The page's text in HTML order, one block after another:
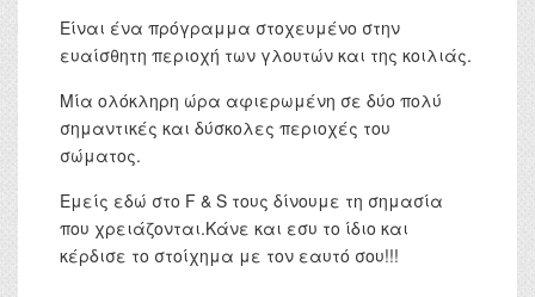
Είναι ένα πρόγραμμα στοχευμένο στην
ευαίσθητη περιοχή των γλουτών και της κοιλιάς.
Μία ολόκληρη ώρα αφιερωμένη σε δύο πολύ
σημαντικές και δύσκολες περιοχές του
σώματος.
Εμείς εδώ στο F & S τους δίνουμε τη σημασία
που χρειάζονται.Κάνε και εσυ το ίδιο και
κέρδισε το στοίχημα με τον εαυτό σου!!!